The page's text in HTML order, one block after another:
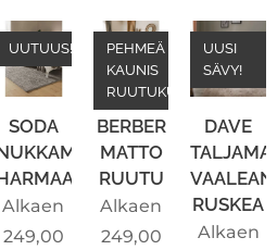
SODA
UUTUUS!
Alkaen
249,00
BERBER
MATTO
RUUTU
PEHMEÄ JA
KAUNIS
RUUTUKUVIO
Alkaen
249,00
DAVE
VAALEAN
RUSKEA
UUSI
SÄVY!
Alkaen